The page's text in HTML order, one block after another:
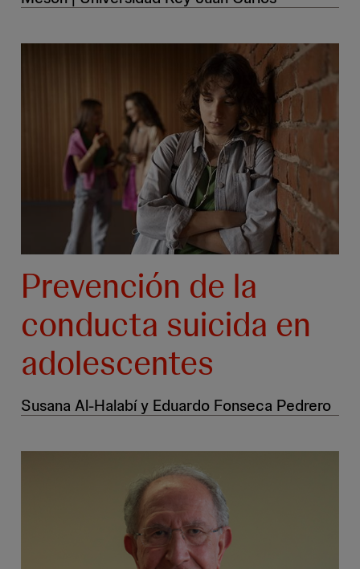
Prevención de la
conducta suicida en
adolescentes
Susana Al-Halabí y Eduardo Fonseca Pedrero